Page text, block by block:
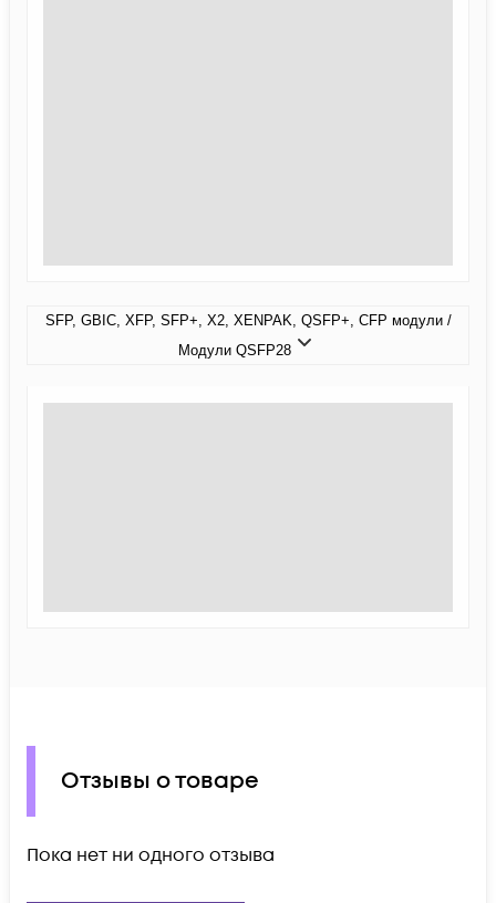
SFP, GBIC, XFP, SFP+, X2, XENPAK, QSFP+, CFP модули /
Модули QSFP28
Отзывы о товаре
Пока нет ни одного отзыва